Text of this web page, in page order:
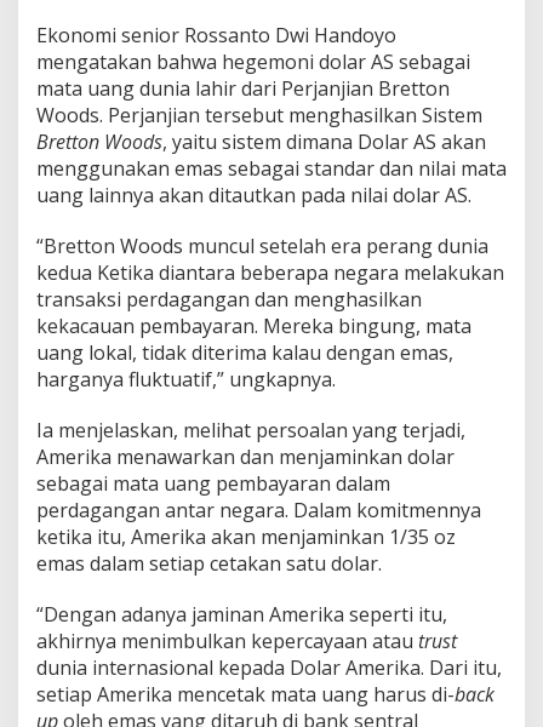
a
Ekonomi senior Rossanto Dwi Handoyo
mengatakan bahwa hegemoni dolar AS sebagai
mata uang dunia lahir dari Perjanjian Bretton
Woods. Perjanjian tersebut menghasilkan Sistem
Bretton Woods, yaitu sistem dimana Dolar AS akan
menggunakan emas sebagai standar dan nilai mata
uang lainnya akan ditautkan pada nilai dolar AS.
“Bretton Woods muncul setelah era perang dunia
kedua Ketika diantara beberapa negara melakukan
transaksi perdagangan dan menghasilkan
kekacauan pembayaran. Mereka bingung, mata
uang lokal, tidak diterima kalau dengan emas,
harganya fluktuatif,” ungkapnya.
Ia menjelaskan, melihat persoalan yang terjadi,
Amerika menawarkan dan menjaminkan dolar
sebagai mata uang pembayaran dalam
perdagangan antar negara. Dalam komitmennya
ketika itu, Amerika akan menjaminkan 1/35 oz
emas dalam setiap cetakan satu dolar.
“Dengan adanya jaminan Amerika seperti itu,
akhirnya menimbulkan kepercayaan atau trust
dunia internasional kepada Dolar Amerika. Dari itu,
setiap Amerika mencetak mata uang harus di-back
upoleh emas yang ditaruh di bank sentral